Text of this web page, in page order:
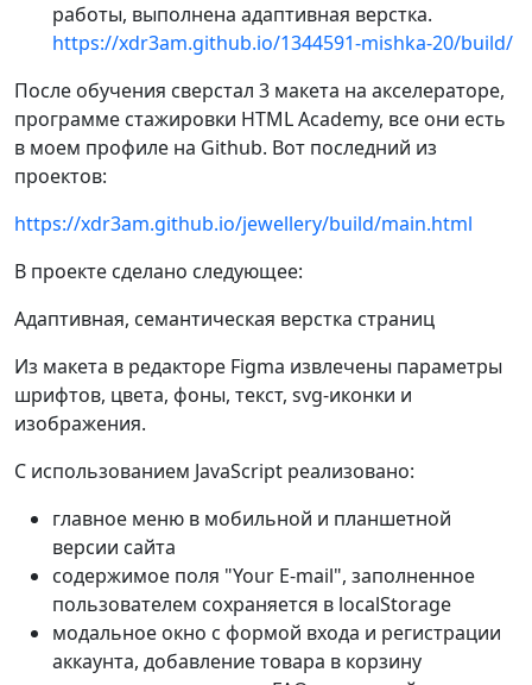
работы, выполнена адаптивная верстка.
https://xdr3am.github.io/1344591-mishka-20/build/
После обучения сверстал 3 макета на акселераторе,
программе стажировки HTML Academy, все они есть
в моем профиле на Github. Вот последний из
проектов:
https://xdr3am.github.io/jewellery/build/main.html
В проекте сделано следующее:
Адаптивная, семантическая верстка страниц
Из макета в редакторе Figma извлечены параметры
шрифтов, цвета, фоны, текст, svg-иконки и
изображения.
C использованием JavaScript реализовано:
главное меню в мобильной и планшетной
версии сайта
содержимое поля "Your E-mail", заполненное
пользователем сохраняется в localStorage
модальное окно с формой входа и регистрации
аккаунта, добавление товара в корзину